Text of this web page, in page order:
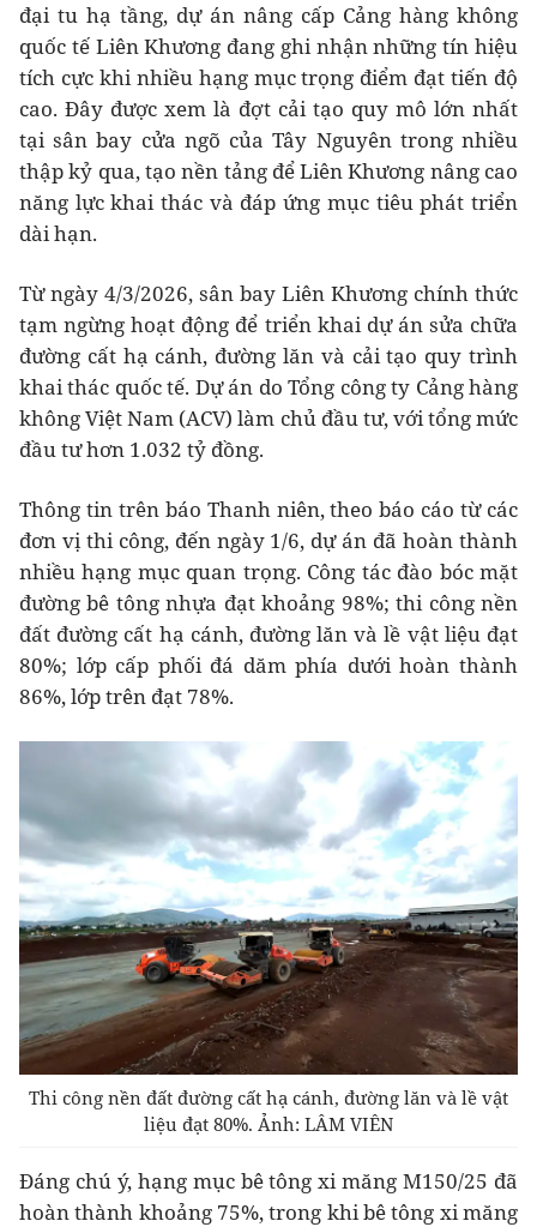
đại tu hạ tầng, dự án nâng cấp Cảng hàng không
quốc tế Liên Khương đang ghi nhận những tín hiệu
tích cực khi nhiều hạng mục trọng điểm đạt tiến độ
cao. Đây được xem là đợt cải tạo quy mô lớn nhất
tại sân bay cửa ngõ của Tây Nguyên trong nhiều
thập kỷ qua, tạo nền tảng để Liên Khương nâng cao
năng lực khai thác và đáp ứng mục tiêu phát triển
dài hạn.
Từ ngày 4/3/2026, sân bay Liên Khương chính thức
tạm ngừng hoạt động để triển khai dự án sửa chữa
đường cất hạ cánh, đường lăn và cải tạo quy trình
khai thác quốc tế. Dự án do Tổng công ty Cảng hàng
không Việt Nam (ACV) làm chủ đầu tư, với tổng mức
đầu tư hơn 1.032 tỷ đồng.
Thông tin trên báo Thanh niên, theo báo cáo từ các
đơn vị thi công, đến ngày 1/6, dự án đã hoàn thành
nhiều hạng mục quan trọng. Công tác đào bóc mặt
đường bê tông nhựa đạt khoảng 98%; thi công nền
đất đường cất hạ cánh, đường lăn và lề vật liệu đạt
80%; lớp cấp phối đá dăm phía dưới hoàn thành
86%, lớp trên đạt 78%.
Thi công nền đất đường cất hạ cánh, đường lăn và lề vật
liệu đạt 80%. Ảnh: LÂM VIÊN
Đáng chú ý, hạng mục bê tông xi măng M150/25 đã
hoàn thành khoảng 75%, trong khi bê tông xi măng